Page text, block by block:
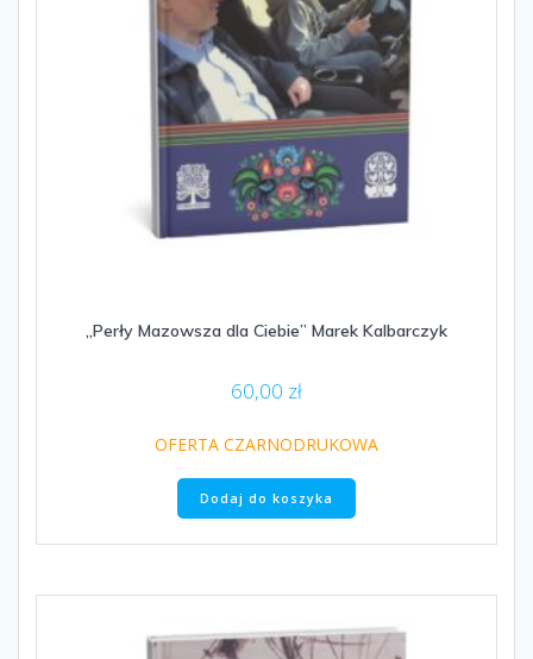
„Perły Mazowsza dla Ciebie” Marek Kalbarczyk
60,00 zł
OFERTA CZARNODRUKOWA
Dodaj do koszyka